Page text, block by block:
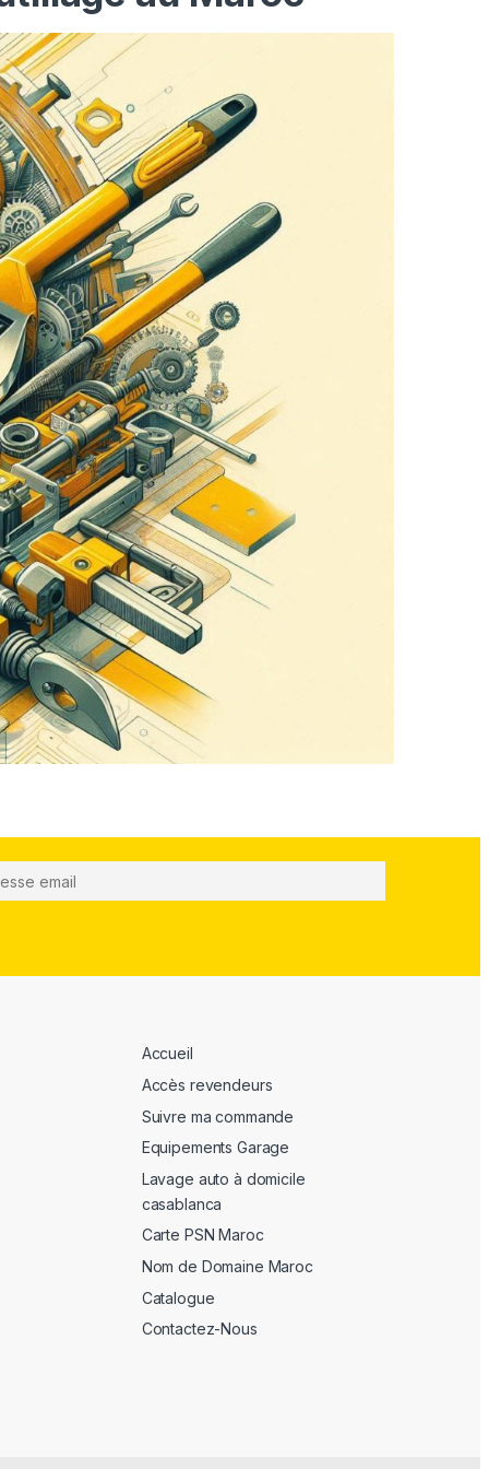
Accueil
Accès revendeurs
Suivre ma commande
Equipements Garage
Lavage auto à domicile
casablanca
Carte PSN Maroc
Nom de Domaine Maroc
Catalogue
Contactez-Nous